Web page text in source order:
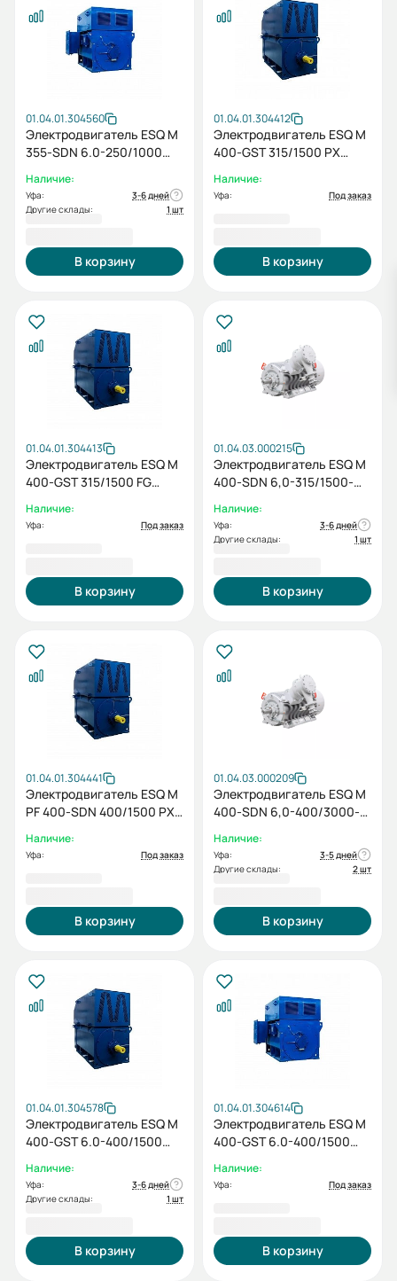
01.04.01.304560
Электродвигатель ESQ M
355-SDN 6.0-250/1000
Наличие:
Уфа:
3-6 дней
Другие склады:
1 шт
В корзину
01.04.01.304412
Электродвигатель ESQ M
400-GST 315/1500 PX
Наличие:
Уфа: Под заказ
В корзину
01.04.01.304413
Электродвигатель ESQ M
400-GST 315/1500 FG
Наличие:
Уфа: Под заказ
В корзину
01.04.03.000215
Электродвигатель ESQ M
400-SDN 6,0-315/1500-
IM1001
Наличие:
Уфа:
3-6 дней
Другие склады:
1 шт
В корзину
01.04.01.304441
Электродвигатель ESQ M
PF 400-SDN 400/1500 PX
Наличие:
Уфа: Под заказ
В корзину
01.04.03.000209
Электродвигатель ESQ M
400-SDN 6,0-400/3000-
IM1001
Наличие:
Уфа:
3-5 дней
Другие склады:
2 шт
В корзину
01.04.01.304578
Электродвигатель ESQ M
400-GST 6.0-400/1500
Наличие:
Уфа:
3-6 дней
Другие склады:
1 шт
В корзину
01.04.01.304614
Электродвигатель ESQ M
400-GST 6.0-400/1500
Наличие:
Уфа: Под заказ
В корзину